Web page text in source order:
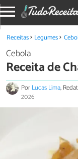
Receitas Legumes
Cebola
Receita de
PorLucas Lima,
2026